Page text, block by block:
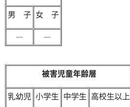
男 子 女 子
―
―
被害児童年齢層
乳幼児 小学生 中学生 高校生以上